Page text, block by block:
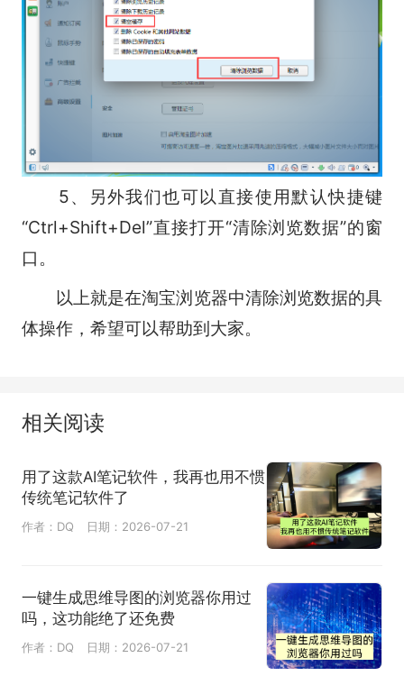
5、另外我们也可以直接使用默认快捷键
“Ctrl+Shift+Del”直接打开“清除浏览数据”的窗
口。
以上就是在淘宝浏览器中清除浏览数据的具
体操作，希望可以帮助到大家。
相关阅读
用了这款AI笔记软件，我再也用不惯
传统笔记软件了
作者：DQ 日期：2026-07-21
一键生成思维导图的浏览器你用过
吗，这功能绝了还免费
作者：DQ 日期：2026-07-21